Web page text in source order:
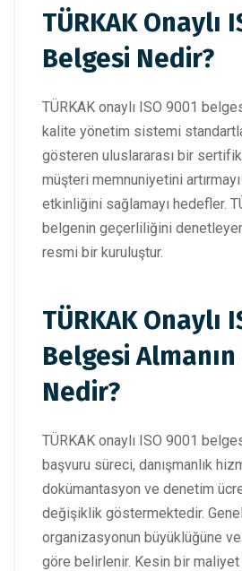
TÜRKAK Onaylı
Belgesi Nedir?
TÜRKAK onaylı ISO 9001
kalite yönetim sistemi
gösteren uluslararası bir
müşteri memnuniyetini
etkinliğini sağlamayı hedefler.
belgenin geçerliliğini
resmi bir kuruluştur.
TÜRKAK Onaylı
Belgesi
Nedir?
TÜRKAK onaylı ISO 9001
başvuru süreci, danışmanlık
dokümantasyon ve denetim
değişiklik göstermektedir.
organizasyonun büyüklüğüne ve
göre belirlenir. Kesin bir